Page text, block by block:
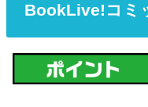
BookLive!コミ